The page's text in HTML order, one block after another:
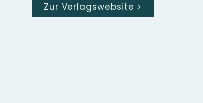
Zur Verlagswebsite >